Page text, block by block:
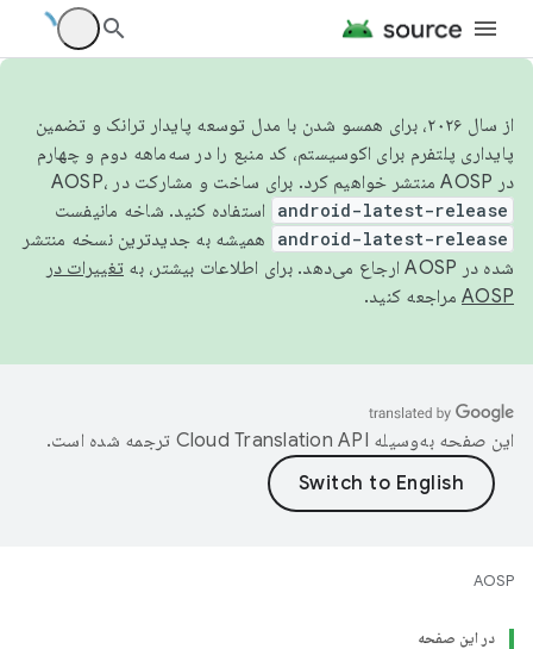
از سال ۲۰۲۶، برای همسو شدن با مدل توسعه پایدار ترانک و تضمین
پایداری پلتفرم برای اکوسیستم، کد منبع را در سه‌ماهه دوم و چهارم
در AOSP منتشر خواهیم کرد. برای ساخت و مشارکت در AOSP،
android-latest-release استفاده کنید. شاخه مانیفست
android-latest-release
همیشه به جدیدترین نسخه منتشر
شده در AOSP ارجاع می‌دهد. برای اطلاعات بیشتر، به
تغییرات در
AOSP مراجعه کنید.
این صفحه به‌وسیله ترجمه شده است.
AOSP
در این صفحه